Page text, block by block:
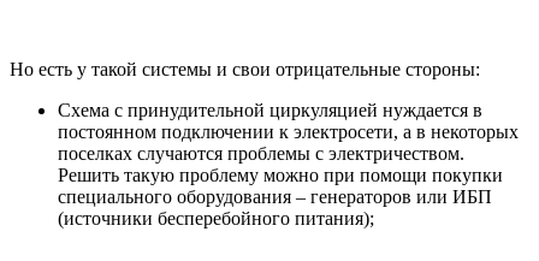
Но есть у такой системы и свои отрицательные стороны:
Схема с принудительной циркуляцией нуждается в
постоянном подключении к электросети, а в некоторых
поселках случаются проблемы с электричеством.
Решить такую проблему можно при помощи покупки
специального оборудования – генераторов или ИБП
(источники бесперебойного питания);